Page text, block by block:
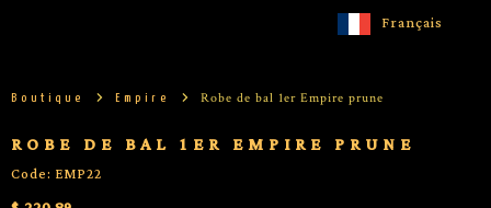
Français
Boutique Empire Robe de bal 1er Empire prune
ROBE DE BAL 1ER EMPIRE PRUNE
Code: EMP22